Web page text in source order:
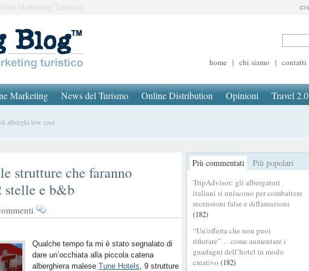
Marketing Turistico
home | chi siamo | contatti
Marketing News del Turismo Online Distribution Opinioni Travel 2.0
alberghi low cost
Più commentati Più popolari
TripAdvisor: gli albergatori
italiani si uniscono per combattere
recensioni false e diffamazioni
(182)
“Un’offerta che non puoi
rifiutare”… come aumentare i
guadagni dell’hotel in modo
creativo (182)
strutture che faranno
stelle e b&b
Qualche tempo fa mi è stato segnalato di
dare un’occhiata alla piccola catena
alberghiera malese Tune Hotels, 9 strutture